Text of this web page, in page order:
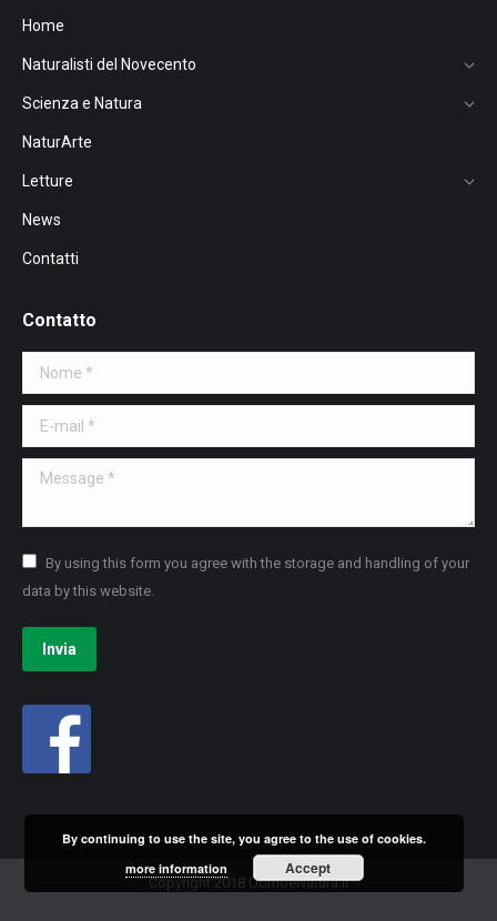
Home
Naturalisti del Novecento
Scienza e Natura
NaturArte
Letture
News
Contatti
Contatto
Nome *
E-mail *
Message *
By using this form you agree with the storage and handling of your
data by this website.
Invia
Copyright 2018 UomoeNatura.it
By continuing to use the site, you agree to the use of cookies.
more information
Accept